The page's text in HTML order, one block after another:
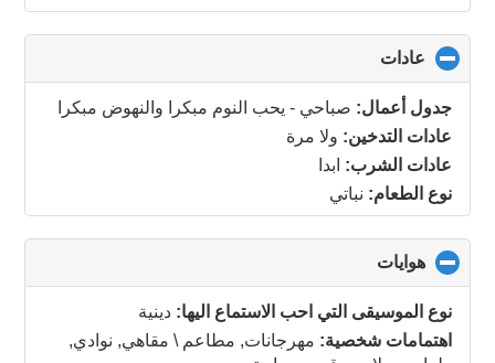
عادات
to
collapse
contents
جدول أعمال: صباحي - يحب النوم مبكرا والنهوض مبكرا
عادات التدخين: ولا مرة
عادات الشرب: ابدا
نوع الطعام: نباتي
هوايات
to
collapse
contents
نوع الموسيقى التي احب الاستماع اليها: دينية
اهتمامات شخصية: مهرجانات, مطاعم \ مقاهي, نوادي,